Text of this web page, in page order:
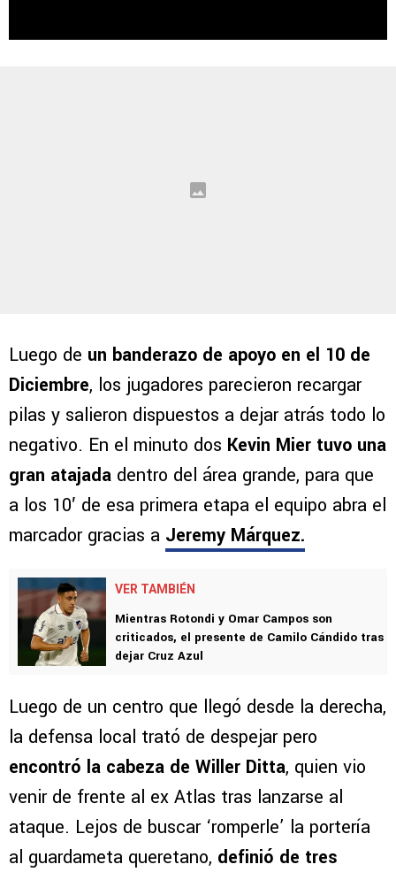
Luego de un banderazo de apoyo en el 10 de
Diciembre, los jugadores parecieron recargar
pilas y salieron dispuestos a dejar atrás todo lo
negativo. En el minuto dos Kevin Mier tuvo una
gran atajada dentro del área grande, para que
a los 10′ de esa primera etapa el equipo abra el
marcador gracias a Jeremy Márquez.
VER TAMBIÉN
Mientras Rotondi y Omar Campos son
criticados, el presente de Camilo Cándido tras
dejar Cruz Azul
Luego de un centro que llegó desde la derecha,
la defensa local trató de despejar pero
encontró la cabeza de Willer Ditta, quien vio
venir de frente al ex Atlas tras lanzarse al
ataque. Lejos de buscar ‘romperle’ la portería
al guardameta queretano, definió de tres